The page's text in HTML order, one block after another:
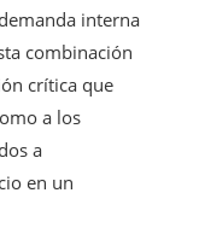
interna
combinación
crítica que
a los
a
en un